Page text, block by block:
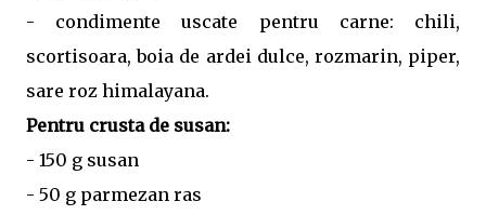
- condimente uscate pentru carne: chili,
scortisoara, boia de ardei dulce, rozmarin, piper,
sare roz himalayana.
Pentru crusta de susan:
- 150 g susan
- 50 g parmezan ras